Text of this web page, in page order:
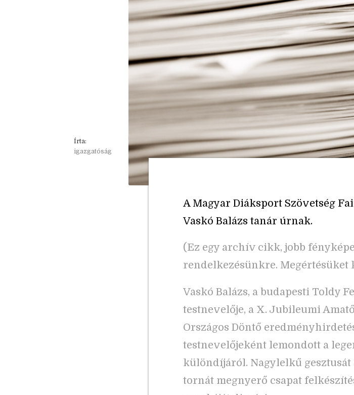
Írta:
igazgatóság
A Magyar Diáksport Szövetség
Vaskó Balázs tanár úrnak.
(Ez egy archív cikk, jobb
rendelkezésünkre. Megértésüket
Vaskó Balázs, a budapesti Toldy
testnevelője, a X. Jubileumi
Országos Döntő
testnevelőjeként lemondott a
különdíjáról. Nagylelkű gesztusát
tornát megnyerő csapat